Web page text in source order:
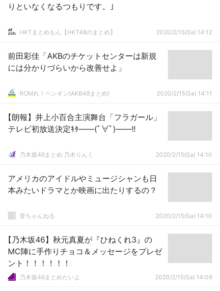
りといなくなるつもりです。｣
HKTまとめもん【HKT48のまとめ】 2020/2/15(Sa) 14:12
前田彩佳「AKBのチケットセンターは新規
には分かりづらいから改善せよ」
ROMれ！ペンギン(AKB48まとめ) 2020/2/15(Sa) 14:11
【朗報】井上小百合主演舞台「フラガール」
テレビ初放送決定ｷﾀ――(ﾟ∀ﾟ)――!!
乃木坂46まとめ 乃木りんく 2020/2/15(Sa) 14:10
アメリカのアイドルやミュージシャンも日
本みたいドラマとか映画に出たりするの？
音ちゃんねる 2020/2/15(Sa) 14:10
【乃木坂46】秋元真夏が『ひねくれ3』の
MC陣に手作りチョコ＆メッセージをプレゼ
ント！！！！！！
乃木坂46まとめたいよ 2020/2/15(Sa) 14:09